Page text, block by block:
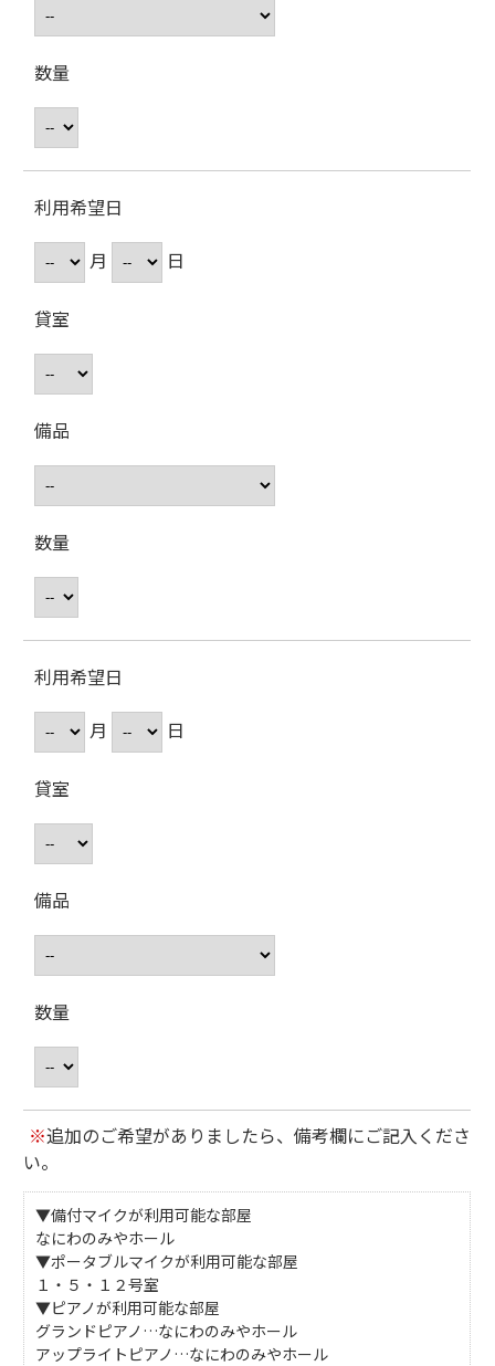
数量
利用希望日
月
日
貸室
備品
数量
利用希望日
月
日
貸室
備品
数量
※追加のご希望がありましたら、備考欄にご記入くださ
い。
▼備付マイクが利用可能な部屋
なにわのみやホール
▼ポータブルマイクが利用可能な部屋
１・５・１２号室
▼ピアノが利用可能な部屋
グランドピアノ…なにわのみやホール
アップライトピアノ…なにわのみやホール